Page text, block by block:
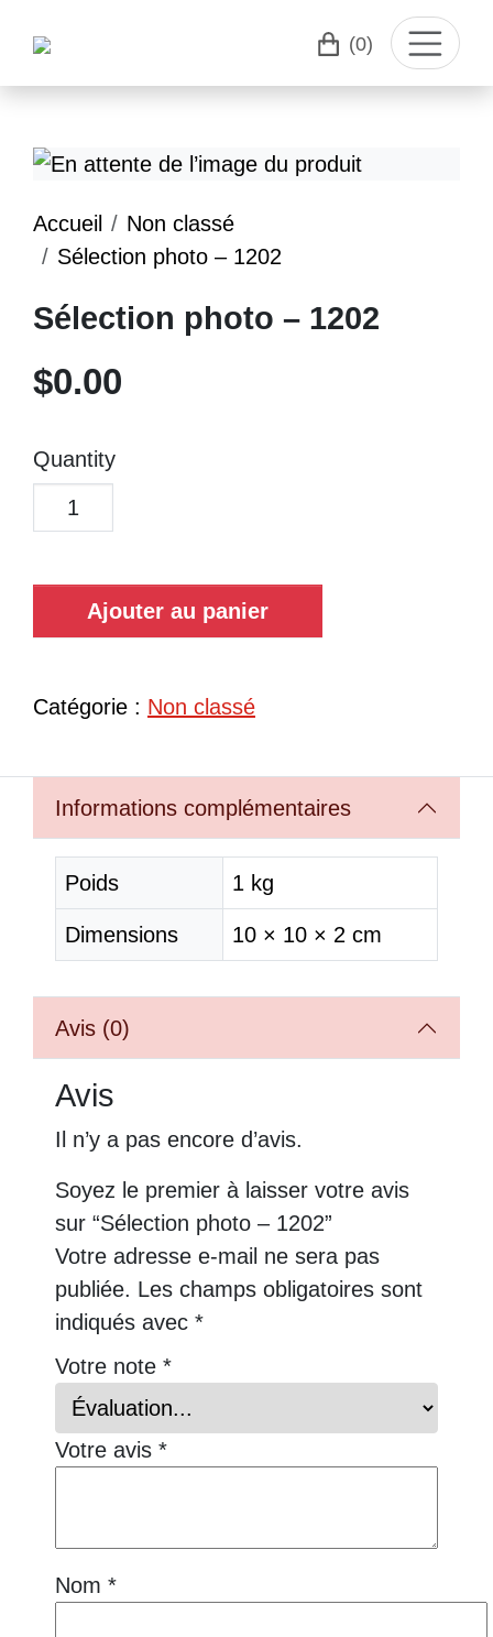
(0)
Accueil
Non classé
Sélection photo – 1202
Sélection photo – 1202
$0.00
Quantity
Ajouter au panier
Catégorie : Non classé
Informations complémentaires
Poids 1 kg
Dimensions 10 × 10 × 2 cm
Avis (0)
Avis
Il n’y a pas encore d’avis.
Soyez le premier à laisser votre avis
sur “Sélection photo – 1202”
Votre adresse e-mail ne sera pas
publiée. Les champs obligatoires sont
indiqués avec *
Votre note *
Votre avis *
Nom *